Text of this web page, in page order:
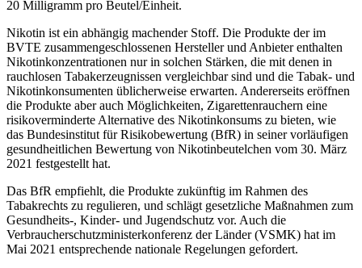
20 Milligramm pro Beutel/Einheit.
Nikotin ist ein abhängig machender Stoff. Die Produkte der im
BVTE zusammengeschlossenen Hersteller und Anbieter enthalten
Nikotinkonzentrationen nur in solchen Stärken, die mit denen in
rauchlosen Tabakerzeugnissen vergleichbar sind und die Tabak- und
Nikotinkonsumenten üblicherweise erwarten. Andererseits eröffnen
die Produkte aber auch Möglichkeiten, Zigarettenrauchern eine
risikoverminderte Alternative des Nikotinkonsums zu bieten, wie
das Bundesinstitut für Risikobewertung (BfR) in seiner vorläufigen
gesundheitlichen Bewertung von Nikotinbeutelchen vom 30. März
2021 festgestellt hat.
Das BfR empfiehlt, die Produkte zukünftig im Rahmen des
Tabakrechts zu regulieren, und schlägt gesetzliche Maßnahmen zum
Gesundheits-, Kinder- und Jugendschutz vor. Auch die
Verbraucherschutzministerkonferenz der Länder (VSMK) hat im
Mai 2021 entsprechende nationale Regelungen gefordert.